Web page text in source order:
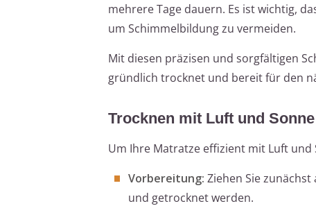
mehrere Tage dauern. Es ist wichtig,
um Schimmelbildung zu vermeiden.
Mit diesen präzisen und sorgfältigen
gründlich trocknet und bereit für den
Trocknen mit Luft und Sonne
Um Ihre Matratze effizient mit Luft und
Vorbereitung: Ziehen Sie
und getrocknet werden.